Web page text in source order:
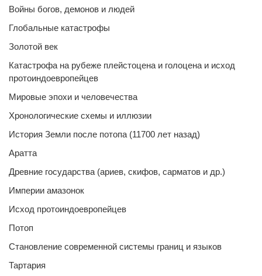
Войны богов, демонов и людей
Глобальные катастрофы
Золотой век
Катастрофа на рубеже плейстоцена и голоцена и исход
протоиндоевропейцев
Мировые эпохи и человечества
Хронологические схемы и иллюзии
История Земли после потопа (11700 лет назад)
Аратта
Древние государства (ариев, скифов, сарматов и др.)
Империи амазонок
Исход протоиндоевропейцев
Потоп
Становление современной системы границ и языков
Тартария